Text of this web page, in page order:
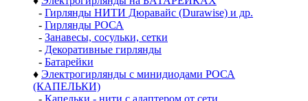
- Гирлянды НИТИ Дюравайс (Durawise) и др.
- Гирлянды РОСА
- Занавесы, сосульки, сетки
- Декоративные гирлянды
- Батарейки
♦ Электрогирлянды с минидиодами РОСА
(КАПЕЛЬКИ)
- Капельки - нити с адаптером от сети